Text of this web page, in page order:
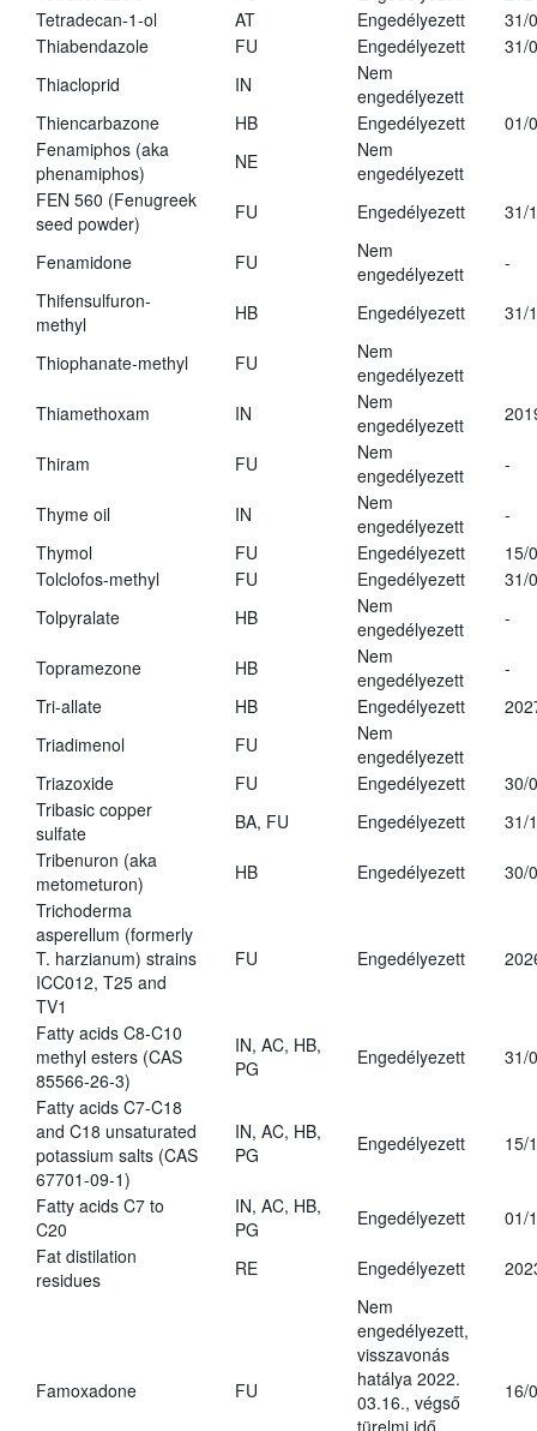
Tetradecan-1-ol
AT Engedélyezett
31/
Thiabendazole
FU Engedélyezett
31/
Thiacloprid
IN
Nem
engedélyezett
Thiencarbazone
HB Engedélyezett
01/
Fenamiphos (aka
phenamiphos)
NE
Nem
engedélyezett
FEN 560 (Fenugreek
seed powder)
FU Engedélyezett 31/
Fenamidone FU
Nem
engedélyezett
-
Thifensulfuron-
methyl
HB Engedélyezett 31/
Thiophanate-methyl FU
Nem
engedélyezett
Thiamethoxam
IN
Nem
engedélyezett
Thiram FU
Nem
engedélyezett
-
Thyme oil IN
Nem
engedélyezett
-
Thymol
FU Engedélyezett
15/
Tolclofos-methyl
FU Engedélyezett
31/
Tolpyralate
HB
Nem
engedélyezett
-
Topramezone HB
Nem
engedélyezett
-
Tri-allate
HB Engedélyezett
Triadimenol
FU
Nem
engedélyezett
Triazoxide
FU Engedélyezett
30/
Tribasic copper
sulfate
BA, FU Engedélyezett
31/
Tribenuron (aka
metometuron)
HB Engedélyezett
30/
Trichoderma
asperellum (formerly
T. harzianum) strains
ICC012, T25 and
TV1
FU Engedélyezett
Fatty acids C8-C10
methyl esters (CAS
85566-26-3)
IN, AC, HB,
PG
Engedélyezett 31/
Fatty acids C7-C18
and C18 unsaturated
potassium salts (CAS
67701-09-1)
IN, AC, HB,
PG
Engedélyezett 15/
Fatty acids C7 to
C20
IN, AC, HB,
PG
Engedélyezett
01/
Fat distilation
residues
RE Engedélyezett
Famoxadone FU
Nem
engedélyezett,
visszavonás
hatálya 2022.
03.16., végső
16/